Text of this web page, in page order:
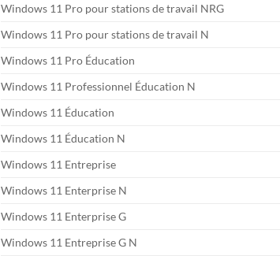
Windows 11 Pro pour stations de travail NRG
Windows 11 Pro pour stations de travail N
Windows 11 Pro Éducation
Windows 11 Professionnel Éducation N
Windows 11 Éducation
Windows 11 Éducation N
Windows 11 Entreprise
Windows 11 Enterprise N
Windows 11 Enterprise G
Windows 11 Entreprise G N